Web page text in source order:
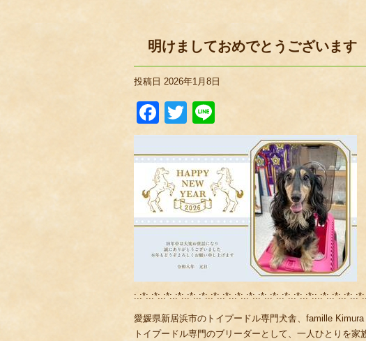
明けましておめでとうございます
投稿日 2026年1月8日
Facebook
Twitter
愛媛県新居浜市のトイプードル専門犬舎、famille Kimura
トイプードル専門のブリーダーとして、一人ひとりを